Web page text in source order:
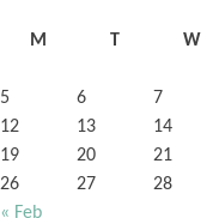
M
T W
« Feb
5
6 7
12
13 14
19
20 21
26
27 28